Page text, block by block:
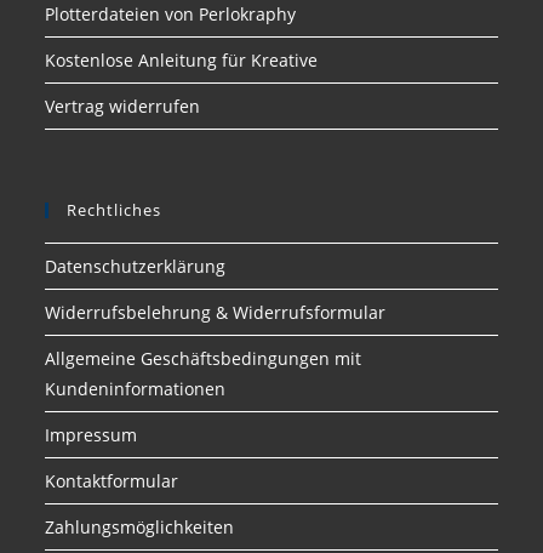
Plotterdateien von Perlokraphy
Kostenlose Anleitung für Kreative
Vertrag widerrufen
Rechtliches
Datenschutzerklärung
Widerrufsbelehrung & Widerrufsformular
Allgemeine Geschäftsbedingungen mit
Kundeninformationen
Impressum
Kontaktformular
Zahlungsmöglichkeiten